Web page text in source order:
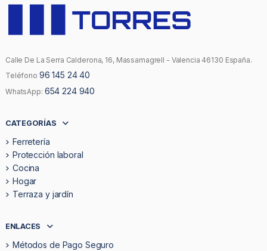
Calle De La Serra Calderona, 16, Massamagrell - Valencia 46130 España.
Teléfono 96 145 24 40
WhatsApp: 654 224 940
CATEGORÍAS
Ferretería
Protección laboral
Cocina
Hogar
Terraza y jardín
ENLACES
Métodos de Pago Seguro